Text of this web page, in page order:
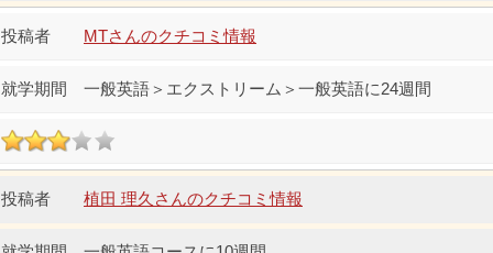
MTさんのクチコミ情報
一般英語＞エクストリーム＞一般英語に24週間
植田 理久さんのクチコミ情報